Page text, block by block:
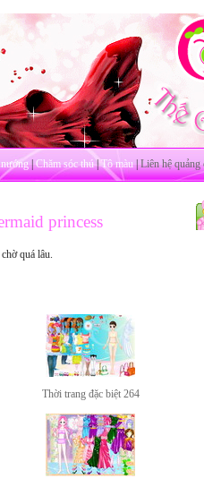
|Chăm sóc thú|Tô màu|Liên hệ quảng
princess
quá lâu.
Thời trang đặc biệt 264